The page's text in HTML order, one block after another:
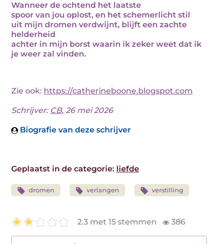
Wanneer de ochtend het laatste
spoor van jou oplost, en het schemerlicht stil
uit mijn dromen verdwijnt, blijft een zachte
helderheid
achter in mijn borst waarin ik zeker weet dat ik
je weer zal vinden.
Zie ook: https://catherineboone.blogspot.com
Schrijver: CB, 26 mei 2026
Biografie van deze schrijver
Geplaatst in de categorie: liefde
dromen verlangen verstilling
2.3 met 15 stemmen 386